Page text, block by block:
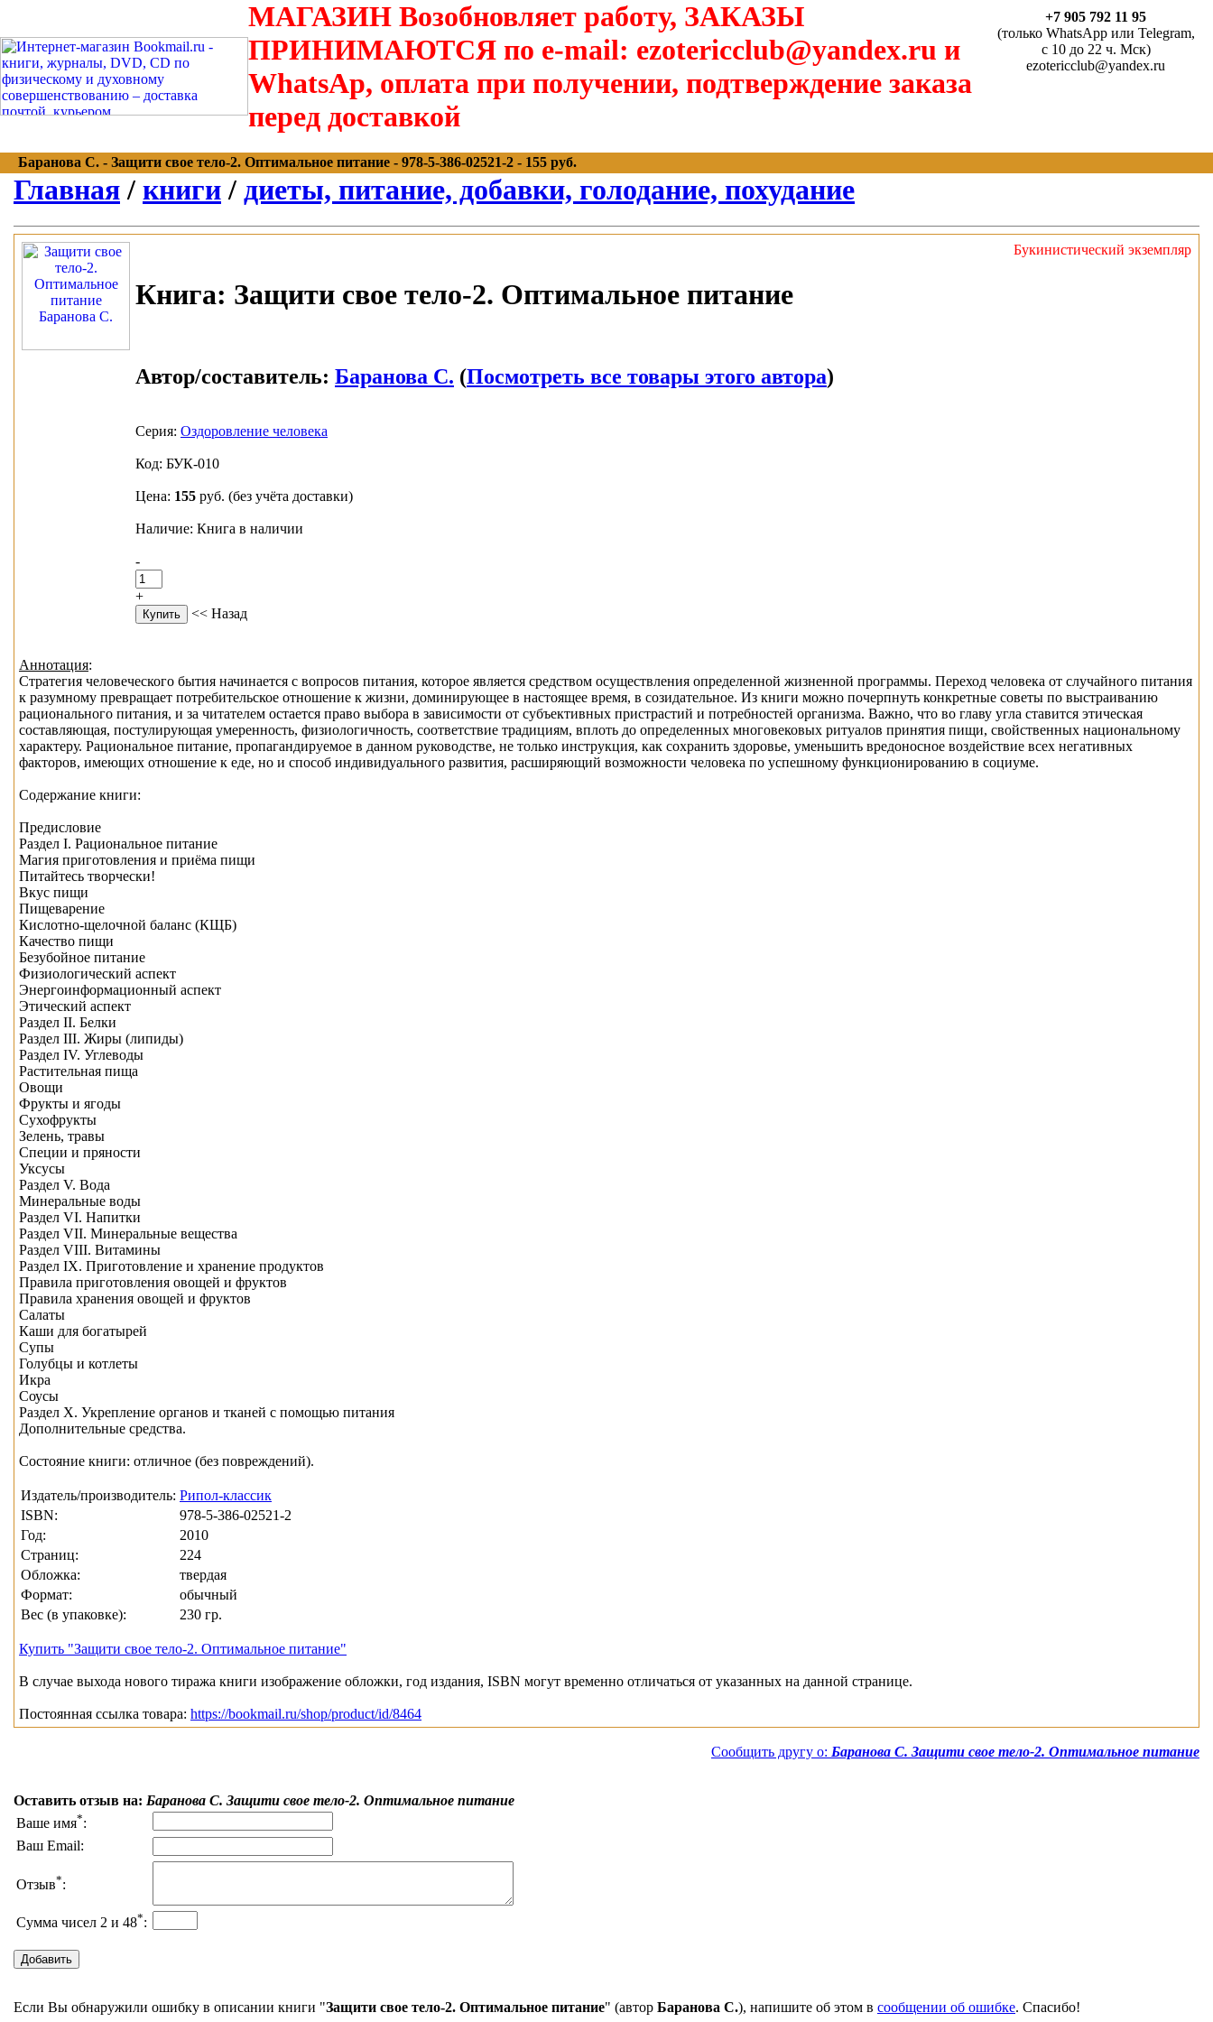
МАГАЗИН Возобновляет работу, ЗАКАЗЫ
ПРИНИМАЮТСЯ по e-mail: ezotericclub@yandex.ru и
WhatsAp, оплата при получении, подтверждение заказа
перед доставкой
+7 905 792 11 95
(только WhatsApp или Telegram,
с 10 до 22 ч. Мск)
ezotericclub@yandex.ru
Баранова С. - Защити свое тело-2. Оптимальное питание - 978-5-386-02521-2 - 155 руб.
Главная / книги / диеты, питание, добавки, голодание, похудание
Букинистический экземпляр
Книга: Защити свое тело-2. Оптимальное питание
Автор/составитель: Баранова С. (Посмотреть все товары этого автора)
Серия: Оздоровление человека
Код: БУК-010
Цена: 155 руб. (без учёта доставки)
Наличие: Книга в наличии
-
+
<< Назад
Аннотация:
Стратегия человеческого бытия начинается с вопросов питания, которое является средством осуществления определенной жизненной программы. Переход человека от случайного питания
к разумному превращает потребительское отношение к жизни, доминирующее в настоящее время, в созидательное. Из книги можно почерпнуть конкретные советы по выстраиванию
рационального питания, и за читателем остается право выбора в зависимости от субъективных пристрастий и потребностей организма. Важно, что во главу угла ставится этическая
составляющая, постулирующая умеренность, физиологичность, соответствие традициям, вплоть до определенных многовековых ритуалов принятия пищи, свойственных национальному
характеру. Рациональное питание, пропагандируемое в данном руководстве, не только инструкция, как сохранить здоровье, уменьшить вредоносное воздействие всех негативных
факторов, имеющих отношение к еде, но и способ индивидуального развития, расширяющий возможности человека по успешному функционированию в социуме.
Содержание книги:
Предисловие
Раздел I. Рациональное питание
Магия приготовления и приёма пищи
Питайтесь творчески!
Вкус пищи
Пищеварение
Кислотно-щелочной баланс (КЩБ)
Качество пищи
Безубойное питание
Физиологический аспект
Энергоинформационный аспект
Этический аспект
Раздел II. Белки
Раздел III. Жиры (липиды)
Раздел IV. Углеводы
Растительная пища
Овощи
Фрукты и ягоды
Сухофрукты
Зелень, травы
Специи и пряности
Уксусы
Раздел V. Вода
Минеральные воды
Раздел VI. Напитки
Раздел VII. Минеральные вещества
Раздел VIII. Витамины
Раздел IX. Приготовление и хранение продуктов
Правила приготовления овощей и фруктов
Правила хранения овощей и фруктов
Салаты
Каши для богатырей
Супы
Голубцы и котлеты
Икра
Соусы
Раздел X. Укрепление органов и тканей с помощью питания
Дополнительные средства.
Состояние книги: отличное (без повреждений).
Издатель/производитель: Рипол-классик
ISBN:
978-5-386-02521-2
Год:
2010
Страниц:
224
Обложка:
твердая
Формат:
обычный
Вес (в упаковке):
230 гр.
Купить "Защити свое тело-2. Оптимальное питание"
В случае выхода нового тиража книги изображение обложки, год издания, ISBN могут временно отличаться от указанных на данной странице.
Постоянная ссылка товара: https://bookmail.ru/shop/product/id/8464
Сообщить другу о: Баранова С. Защити свое тело-2. Оптимальное питание
Оставить отзыв на: Баранова С. Защити свое тело-2. Оптимальное питание
Ваше имя*:
Ваш Email:
Отзыв*:
Сумма чисел 2 и 48*:
Если Вы обнаружили ошибку в описании книги "Защити свое тело-2. Оптимальное питание" (автор Баранова С.), напишите об этом в сообщении об ошибке. Спасибо!